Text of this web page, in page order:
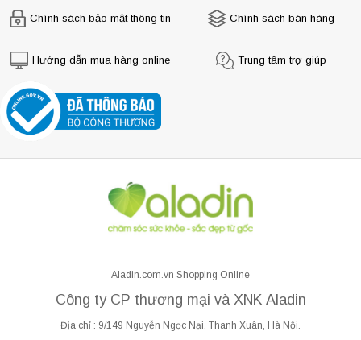
Chính sách bảo mật thông tin Chính sách bán hàng
Hướng dẫn mua hàng online Trung tâm trợ giúp
Aladin.com.vn Shopping Online
Công ty CP thương mại và XNK Aladin
Địa chỉ : 9/149 Nguyễn Ngọc Nại, Thanh Xuân, Hà Nội.